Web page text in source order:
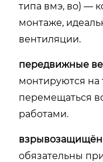
типа вмэ, во) —
монтаже,
вентиляции.
передвижные
монтируются на
перемещаться
работами.
обязательны